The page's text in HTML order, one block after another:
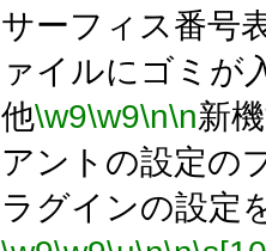
サーフィス番号
ァイルにゴミが
他\w9\w9\n\n新
アントの設定の
ラグインの設定